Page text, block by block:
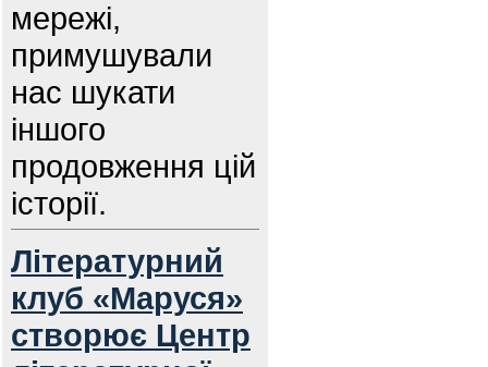
мережі,
примушували
нас шукати
іншого
продовження цій
історії.
Літературний
клуб «Маруся»
створює Центр